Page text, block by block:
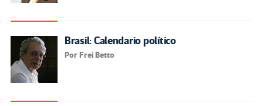
Brasil: Calendario político
Por Frei Betto